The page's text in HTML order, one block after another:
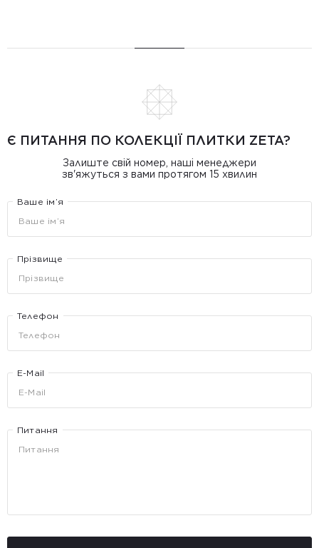
Є ПИТАННЯ ПО КОЛЕКЦІЇ ПЛИТКИ ZETA?
Залиште свій номер, наші менеджери
зв'яжуться з вами протягом 15 хвилин
Ваше ім’я
Прізвище
Телефон
E-Mail
Питання